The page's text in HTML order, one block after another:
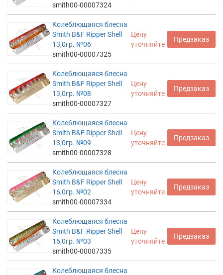
smith00-00007324
Колеблющаяся блесна
Smith B&F Ripper Shell
13,0гр. №06
smith00-00007325
Цену
уточняйте
Предзаказ
Колеблющаяся блесна
Smith B&F Ripper Shell
13,0гр. №08
smith00-00007327
Цену
уточняйте
Предзаказ
Колеблющаяся блесна
Smith B&F Ripper Shell
13,0гр. №09
smith00-00007328
Цену
уточняйте
Предзаказ
Колеблющаяся блесна
Smith B&F Ripper Shell
16,0гр. №02
smith00-00007334
Цену
уточняйте
Предзаказ
Колеблющаяся блесна
Smith B&F Ripper Shell
16,0гр. №03
smith00-00007335
Цену
уточняйте
Предзаказ
Колеблющаяся блесна